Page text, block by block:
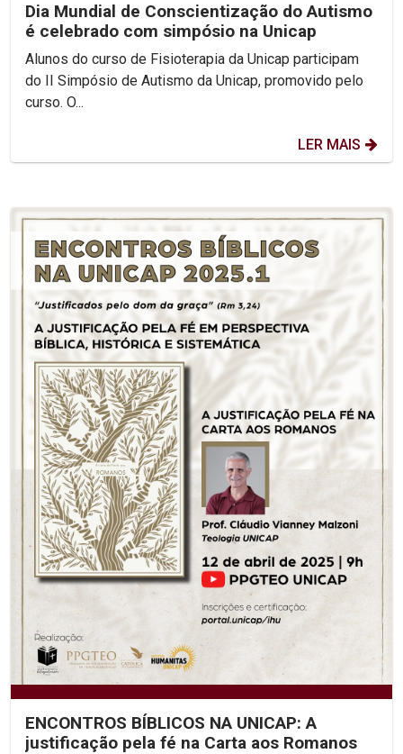
Dia Mundial de Conscientização do Autismo
é celebrado com simpósio na Unicap
Alunos do curso de Fisioterapia da Unicap participam
do II Simpósio de Autismo da Unicap, promovido pelo
curso. O...
LER MAIS
ENCONTROS BÍBLICOS NA UNICAP: A
justificação pela fé na Carta aos Romanos